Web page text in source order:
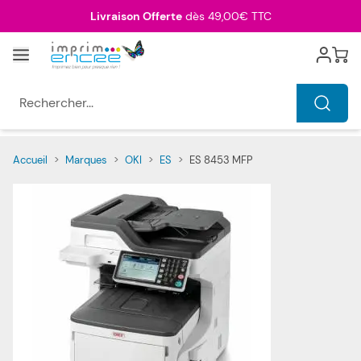
Livraison Offertedès 49,00€ TTC
Menu Cart
Accueil > Marques > OKI > ES > ES 8453 MFP